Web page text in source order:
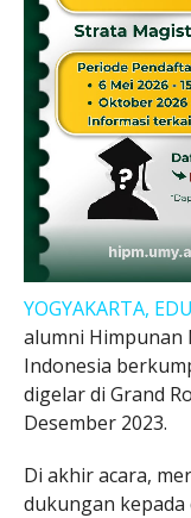
YOGYAKARTA,
alumni Himpunan
Indonesia
digelar di Grand
Desember 2023.
Di akhir acara,
dukungan